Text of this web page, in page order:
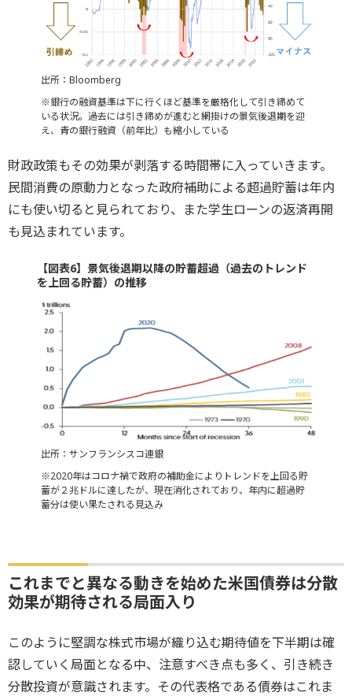
出所：Bloomberg
※銀行の融資基準は下に行くほど基準を厳格化して引き締めて
いる状況。過去には引き締めが進むと網掛けの景気後退期を迎
え、青の銀行融資（前年比）も縮小している
財政政策もその効果が剥落する時間帯に入っていきます。
民間消費の原動力となった政府補助による超過貯蓄は年内
にも使い切ると見られており、また学生ローンの返済再開
も見込まれています。
【図表6】景気後退期以降の貯蓄超過（過去のトレンド
を上回る貯蓄）の推移
出所：サンフランシスコ連銀
※2020年はコロナ禍で政府の補助金によりトレンドを上回る貯
蓄が２兆ドルに達したが、現在消化されており、年内に超過貯
蓄分は使い果たされる見込み
これまでと異なる動きを始めた米国債券は分散
効果が期待される局面入り
このように堅調な株式市場が織り込む期待値を下半期は確
認していく局面となる中、注意すべき点も多く、引き続き
分散投資が意識されます。その代表格である債券はこれま